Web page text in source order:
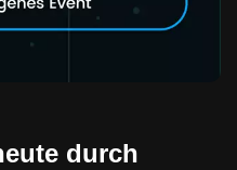
durch